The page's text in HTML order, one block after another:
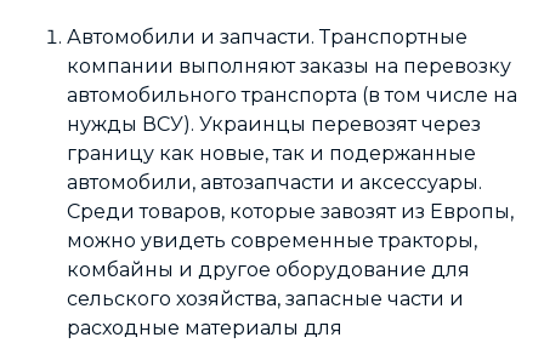
Автомобили и запчасти. Транспортные
компании выполняют заказы на перевозку
автомобильного транспорта (в том числе на
нужды ВСУ). Украинцы перевозят через
границу как новые, так и подержанные
автомобили, автозапчасти и аксессуары.
Среди товаров, которые завозят из Европы,
можно увидеть современные тракторы,
комбайны и другое оборудование для
сельского хозяйства, запасные части и
расходные материалы для